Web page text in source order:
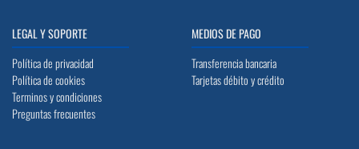
LEGAL Y SOPORTE
Política de privacidad
Política de cookies
Terminos y condiciones
Preguntas frecuentes
MEDIOS DE PAGO
Transferencia bancaria
Tarjetas débito y crédito